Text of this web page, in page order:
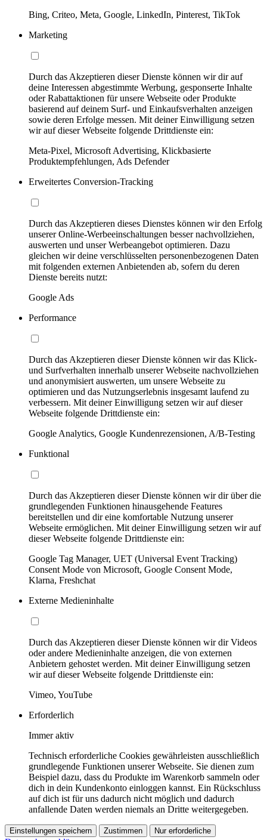
Bing, Criteo, Meta, Google, LinkedIn, Pinterest, TikTok
Marketing
Durch das Akzeptieren dieser Dienste können wir dir auf
deine Interessen abgestimmte Werbung, gesponserte Inhalte
oder Rabattaktionen für unsere Webseite oder Produkte
basierend auf deinem Surf- und Einkaufsverhalten anzeigen
sowie deren Erfolge messen. Mit deiner Einwilligung setzen
wir auf dieser Webseite folgende Drittdienste ein:
Meta-Pixel, Microsoft Advertising, Klickbasierte
Produktempfehlungen, Ads Defender
Erweitertes Conversion-Tracking
Durch das Akzeptieren dieses Dienstes können wir den Erfolg
unserer Online-Werbeeinschaltungen besser nachvollziehen,
auswerten und unser Werbeangebot optimieren. Dazu
gleichen wir deine verschlüsselten personenbezogenen Daten
mit folgenden externen Anbietenden ab, sofern du deren
Dienste bereits nutzt:
Google Ads
Performance
Durch das Akzeptieren dieser Dienste können wir das Klick-
und Surfverhalten innerhalb unserer Webseite nachvollziehen
und anonymisiert auswerten, um unsere Webseite zu
optimieren und das Nutzungserlebnis insgesamt laufend zu
verbessern. Mit deiner Einwilligung setzen wir auf dieser
Webseite folgende Drittdienste ein:
Google Analytics, Google Kundenrezensionen, A/B-Testing
Funktional
Durch das Akzeptieren dieser Dienste können wir dir über die
grundlegenden Funktionen hinausgehende Features
bereitstellen und dir eine komfortable Nutzung unserer
Webseite ermöglichen. Mit deiner Einwilligung setzen wir auf
dieser Webseite folgende Drittdienste ein:
Google Tag Manager, UET (Universal Event Tracking)
Consent Mode von Microsoft, Google Consent Mode,
Klarna, Freshchat
Externe Medieninhalte
Durch das Akzeptieren dieser Dienste können wir dir Videos
oder andere Medieninhalte anzeigen, die von externen
Anbietern gehostet werden. Mit deiner Einwilligung setzen
wir auf dieser Webseite folgende Drittdienste ein:
Vimeo, YouTube
Erforderlich
Immer aktiv
Technisch erforderliche Cookies gewährleisten ausschließlich
grundlegende Funktionen unserer Webseite. Sie dienen zum
Beispiel dazu, dass du Produkte im Warenkorb sammeln oder
dich in dein Kundenkonto einloggen kannst. Ein Rückschluss
auf dich ist für uns dadurch nicht möglich und dadurch
anfallende Daten werden niemals an Dritte weitergegeben.
Einstellungen speichern Zustimmen Nur erforderliche